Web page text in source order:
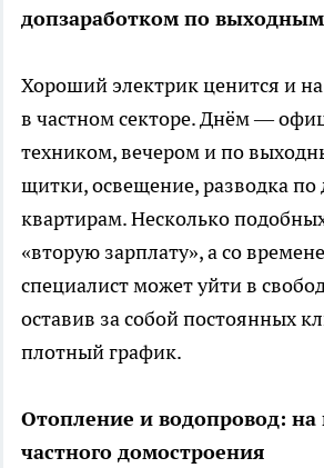
допзаработком по выходным
Хороший электрик ценится и
в частном секторе. Днём —
техником, вечером и по
щитки, освещение, разводка
квартирам. Несколько
«вторую зарплату», а со
специалист может уйти в
оставив за собой постоянных
плотный график.
Отопление и водопровод: на
частного домостроения